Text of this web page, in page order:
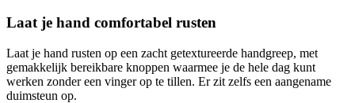
Laat je hand comfortabel rusten
Laat je hand rusten op een zacht getextureerde handgreep, met
gemakkelijk bereikbare knoppen waarmee je de hele dag kunt
werken zonder een vinger op te tillen. Er zit zelfs een aangename
duimsteun op.